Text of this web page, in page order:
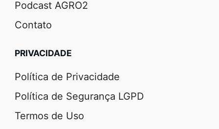
Podcast AGRO2
Contato
PRIVACIDADE
Política de Privacidade
Política de Segurança LGPD
Termos de Uso